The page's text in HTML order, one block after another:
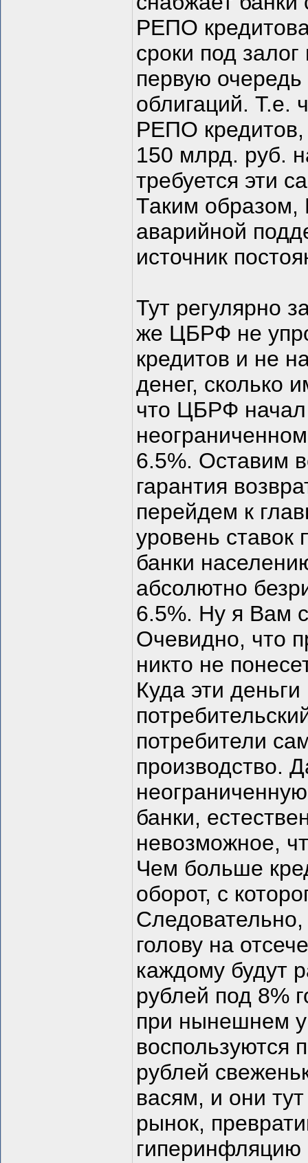
РЕПО
сроки под
первую
облигаций. Т.е.
РЕПО кредитов,
150 млрд. руб.
требуется эти
Таким образом,
аварийной
источник
Тут регулярно
же ЦБРФ не
кредитов и не
денег, сколько
что ЦБРФ
6.5%. Оставим
гарантия
перейдем к
уровень ставок
банки
абсолютно
6.5%. Ну я Вам
Очевидно, что
никто не
Куда эти
потребители
производство.
банки,
невозможное,
Чем больше
оборот, с
голову на
каждому будут
рублей под 8%
при нынешнем
воспользуются
рублей
васям, и они
рынок,
гиперинфляцию